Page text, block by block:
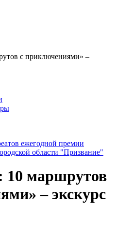
с приключениями» –
ежегодной премии
области "Призвание"
10 маршрутов
– экскурс